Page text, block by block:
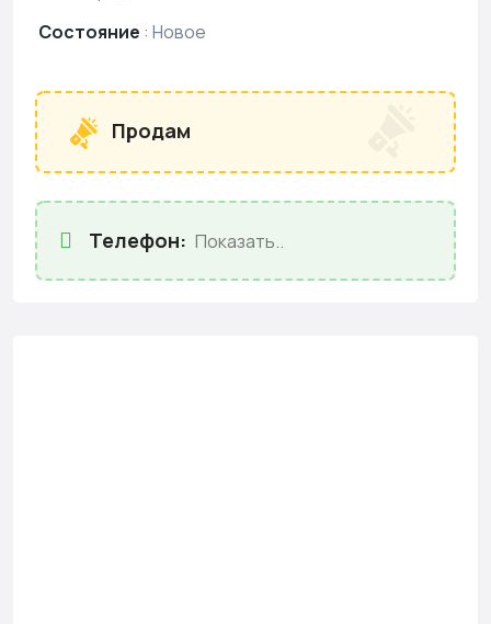
Состояние : Новое
Продам
Телефон: Показать..